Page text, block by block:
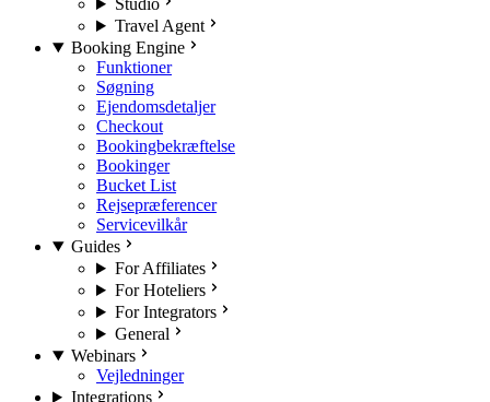
Studio
Travel Agent
Booking Engine
Funktioner
Søgning
Ejendomsdetaljer
Checkout
Bookingbekræftelse
Bookinger
Bucket List
Rejsepræferencer
Servicevilkår
Guides
For Affiliates
For Hoteliers
For Integrators
General
Webinars
Vejledninger
Integrations